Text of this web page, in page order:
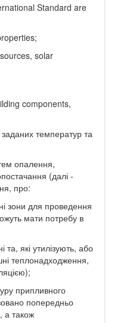
Standard are
solar
components,
температур та
опалення,
(далі -
про:
зони для проведення
мати потребу в
та, які утилізують, або
теплонадходження,
припливного
попередньо
а також